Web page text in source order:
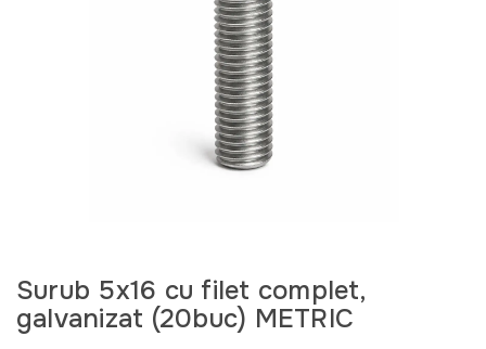
Surub 5x16 cu filet complet,
galvanizat (20buc) METRIC